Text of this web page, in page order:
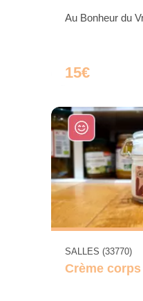
Au Bonheur du
15€
SALLES (33770)
Crème